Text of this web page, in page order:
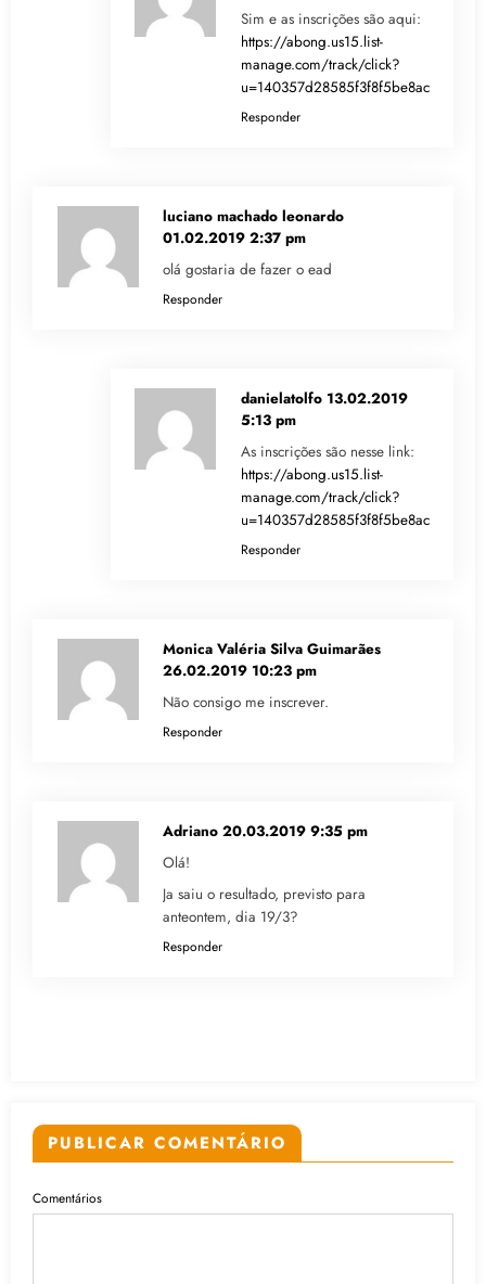
Sim e as inscrições são aqui:
https://abong.us15.list-
manage.com/track/click?
Responder
luciano machado leonardo
01.02.2019 2:37 pm
olá gostaria de fazer o ead
Responder
danielatolfo 13.02.2019
5:13 pm
As inscrições são nesse link:
https://abong.us15.list-
manage.com/track/click?
Responder
Monica Valéria Silva Guimarães
26.02.2019 10:23 pm
Não consigo me inscrever.
Responder
Adriano 20.03.2019 9:35 pm
Olá!
Ja saiu o resultado, previsto para
anteontem, dia 19/3?
Responder
PUBLICAR COMENTÁRIO
Comentários